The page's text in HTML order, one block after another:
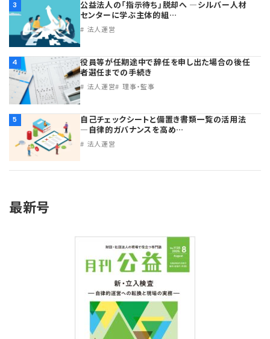
3
公益法人の「指示待ち」脱却へ ―シルバー人材
センターに学ぶ主体的組…
法人運営
4
役員等が任期途中で辞任を申し出た場合の後任
者選任までの手続き
法人運営 理事・監事
5
自己チェックシートと備置き書類一覧の活用法
―自律的ガバナンスを高め…
法人運営
最新号